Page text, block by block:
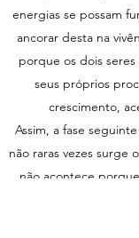
energias se possam
ancorar desta na
porque os dois
seus próprios
crescimento,
Assim, a fase
não raras vezes surge
não acontece